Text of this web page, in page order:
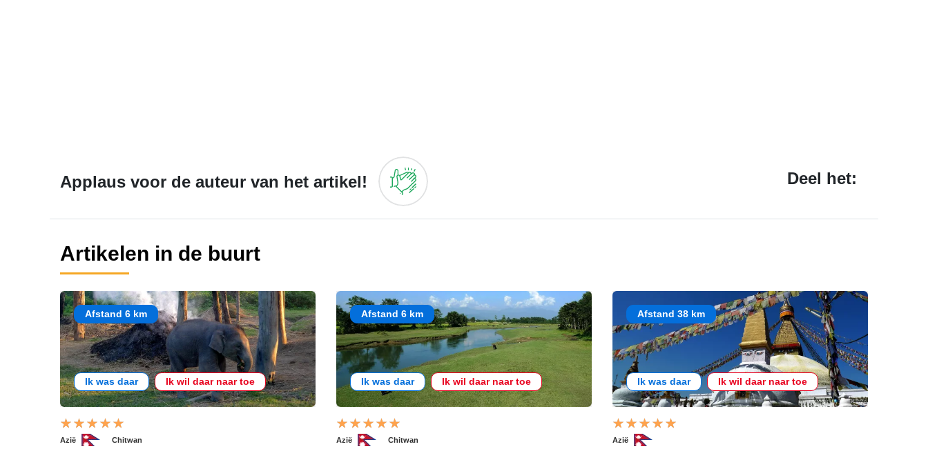
Applaus voor de auteur van het artikel! Deel het:
Artikelen in de buurt
Afstand 6 km
Ik was daar Ik wil daar naar toe
Azië Chitwan
Afstand 6 km
Ik was daar Ik wil daar naar toe
Azië Chitwan
Afstand 38 km
Ik was daar Ik wil daar naar toe
Azië